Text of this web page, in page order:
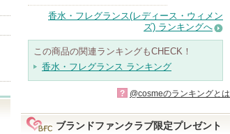
香水・フレグランス(レディース・ウィメン
ズ) ランキングへ
この商品の関連ランキングもCHECK！
香水・フレグランス ランキング
? @cosmeのランキングとは
ブランドファンクラブ限定プレゼント